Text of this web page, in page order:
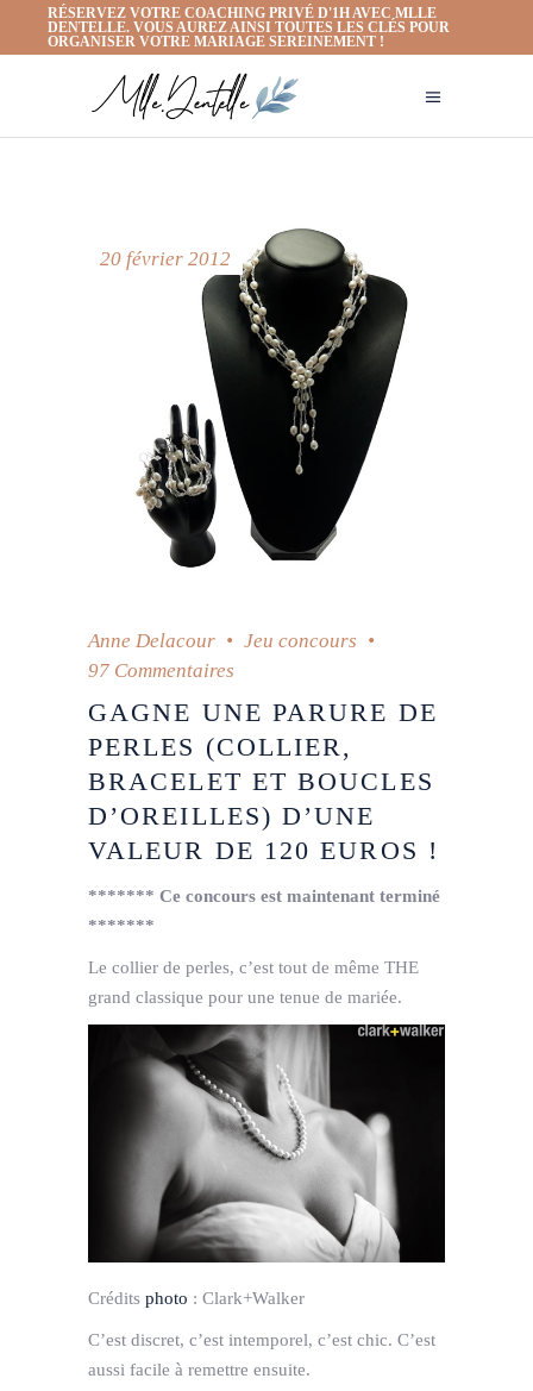
RÉSERVEZ VOTRE COACHING PRIVÉ D'1H AVEC MLLE
DENTELLE. VOUS AUREZ AINSI TOUTES LES CLÉS POUR
ORGANISER VOTRE MARIAGE SEREINEMENT !
20 février 2012
Anne Delacour
Jeu concours
97 Commentaires
GAGNE UNE PARURE DE
PERLES (COLLIER,
BRACELET ET BOUCLES
D’OREILLES) D’UNE
VALEUR DE 120 EUROS !
******* Ce concours est maintenant terminé
*******
Le collier de perles, c’est tout de même THE
grand classique pour une tenue de mariée.
Crédits photo : Clark+Walker
C’est discret, c’est intemporel, c’est chic. C’est
aussi facile à remettre ensuite.